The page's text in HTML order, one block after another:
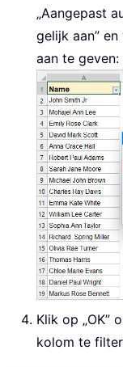
„Aangepast
gelijk aan”
aan te geven:
Klik op „OK”
kolom te